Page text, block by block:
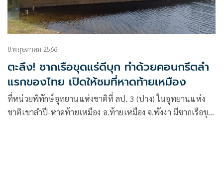
8 พฤษภาคม 2566
ตะลึง! ซากเรือขุดแร่ดีบุก ทำด้วยคอนกรีตลำ
แรกของไทย เปิดให้ชมที่หาดท้ายเหมือง
ที่หน่วยพิทักษ์อุทยานแห่งชาติที่ ลป. 3 (ปาง) ในอุทยานแห่ง
ชาติเขาลำปี-หาดท้ายเหมือง อ.ท้ายเหมือง จ.พังงา มีซากเรือขุด